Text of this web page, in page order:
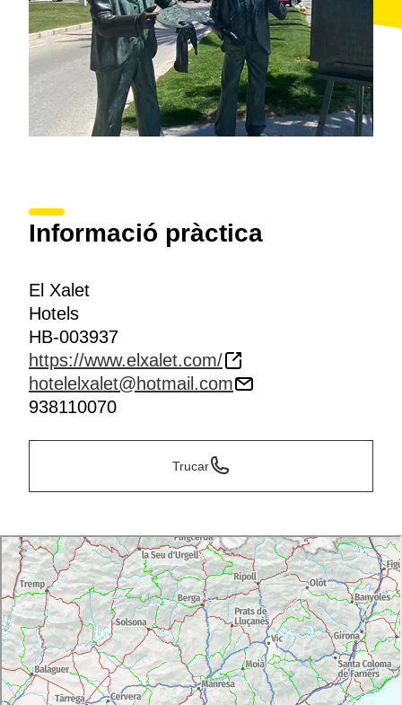
Informació pràctica
El Xalet
Hotels
HB-003937
https://www.elxalet.com/
hotelelxalet@hotmail.com
938110070
Trucar